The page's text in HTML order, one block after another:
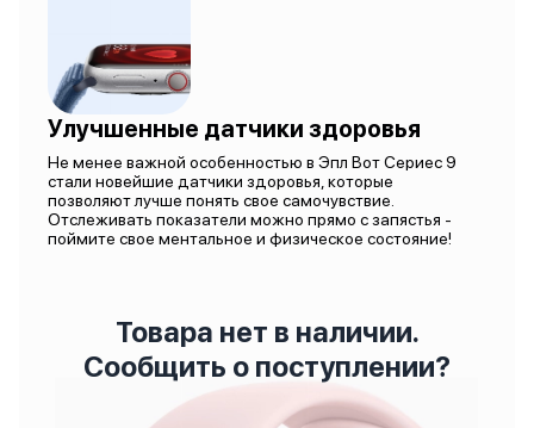
Улучшенные датчики здоровья
Не менее важной особенностью в Эпл Вот Сериес 9
стали новейшие датчики здоровья, которые
позволяют лучше понять свое самочувствие.
Отслеживать показатели можно прямо с запястья -
поймите свое ментальное и физическое состояние!
Товара нет в наличии.
Сообщить о поступлении?